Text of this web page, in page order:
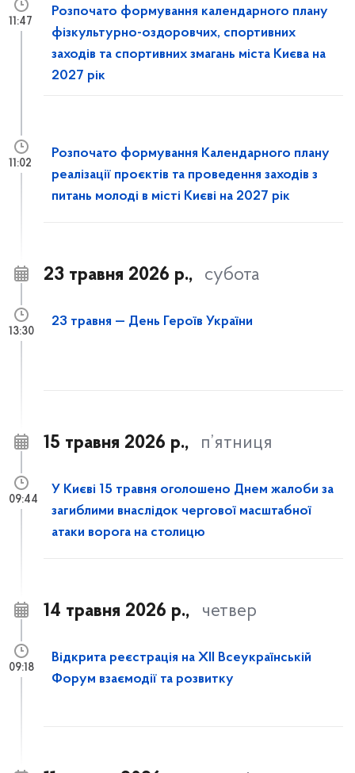
Розпочато формування календарного плану
фізкультурно-оздоровчих, спортивних
заходів та спортивних змагань міста Києва на
2027 рік
11:47
Розпочато формування Календарного плану
реалізації проєктів та проведення заходів з
питань молоді в місті Києві на 2027 рік
11:02
23 травня 2026 р., субота
23 травня — День Героїв України
13:30
15 травня 2026 р., п’ятниця
У Києві 15 травня оголошено Днем жалоби за
загиблими внаслідок чергової масштабної
атаки ворога на столицю
09:44
14 травня 2026 р., четвер
Відкрита реєстрація на XII Всеукраїнській
Форум взаємодії та розвитку
09:18